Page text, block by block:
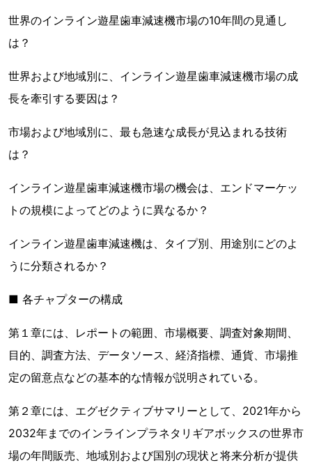
世界のインライン遊星歯車減速機市場の10年間の見通し
は？
世界および地域別に、インライン遊星歯車減速機市場の成
長を牽引する要因は？
市場および地域別に、最も急速な成長が見込まれる技術
は？
インライン遊星歯車減速機市場の機会は、エンドマーケッ
トの規模によってどのように異なるか？
インライン遊星歯車減速機は、タイプ別、用途別にどのよ
うに分類されるか？
■ 各チャプターの構成
第１章には、レポートの範囲、市場概要、調査対象期間、
目的、調査方法、データソース、経済指標、通貨、市場推
定の留意点などの基本的な情報が説明されている。
第２章には、エグゼクティブサマリーとして、2021年から
2032年までのインラインプラネタリギアボックスの世界市
場の年間販売、地域別および国別の現状と将来分析が提供